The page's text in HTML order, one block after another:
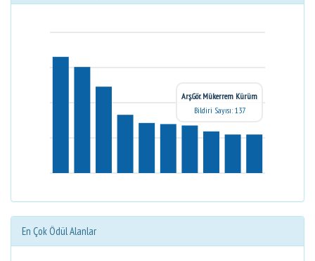
Arş.Gör. Mükerrem Kürüm
Bildiri Sayısı: 137
En Çok Ödül Alanlar